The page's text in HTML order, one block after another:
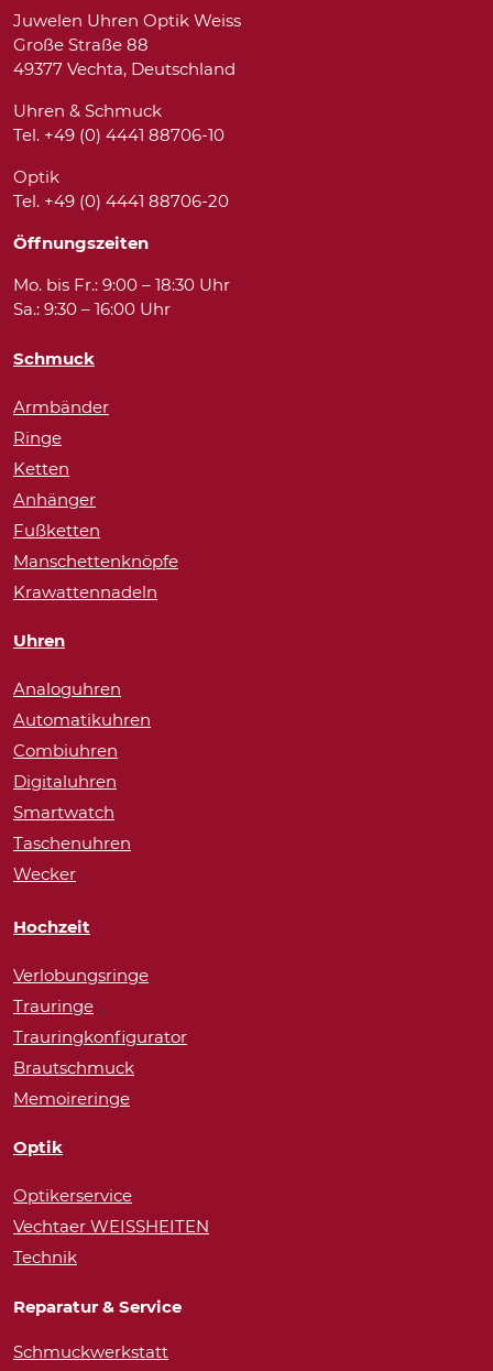
Juwelen Uhren Optik Weiss
Große Straße 88
49377 Vechta, Deutschland
Uhren & Schmuck
Tel. +49 (0) 4441 88706-10
Optik
Tel. +49 (0) 4441 88706-20
Öffnungszeiten
Mo. bis Fr.: 9:00 – 18:30 Uhr
Sa.: 9:30 – 16:00 Uhr
Schmuck
Armbänder
Ringe
Ketten
Anhänger
Fußketten
Manschettenknöpfe
Krawattennadeln
Uhren
Analoguhren
Automatikuhren
Combiuhren
Digitaluhren
Smartwatch
Taschenuhren
Wecker
Hochzeit
Verlobungsringe
Trauringe
Trauringkonfigurator
Brautschmuck
Memoireringe
Optik
Optikerservice
Vechtaer WEISSHEITEN
Technik
Reparatur & Service
Schmuckwerkstatt